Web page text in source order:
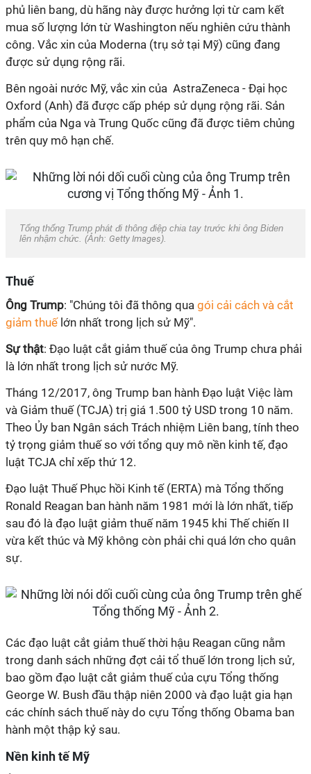
phủ liên bang, dù hãng này được hưởng lợi từ cam kết
mua số lượng lớn từ Washington nếu nghiên cứu thành
công. Vắc xin của Moderna (trụ sở tại Mỹ) cũng đang
được sử dụng rộng rãi.
Bên ngoài nước Mỹ, vắc xin của AstraZeneca - Đại học
Oxford (Anh) đã được cấp phép sử dụng rộng rãi. Sản
phẩm của Nga và Trung Quốc cũng đã được tiêm chủng
trên quy mô hạn chế.
Tổng thống Trump phát đi thông điệp chia tay trước khi ông Biden
lên nhậm chức. (Ảnh: Getty Images).
Thuế
Ông Trump: "Chúng tôi đã thông qua gói cải cách và cắt
giảm thuếlớn nhất trong lịch sử Mỹ".
Sự thật: Đạo luật cắt giảm thuế của ông Trump chưa phải
là lớn nhất trong lịch sử nước Mỹ.
Tháng 12/2017, ông Trump ban hành Đạo luật Việc làm
và Giảm thuế (TCJA) trị giá 1.500 tỷ USD trong 10 năm.
Theo Ủy ban Ngân sách Trách nhiệm Liên bang, tính theo
tỷ trọng giảm thuế so với tổng quy mô nền kinh tế, đạo
luật TCJA chỉ xếp thứ 12.
Đạo luật Thuế Phục hồi Kinh tế (ERTA) mà Tổng thống
Ronald Reagan ban hành năm 1981 mới là lớn nhất, tiếp
sau đó là đạo luật giảm thuế năm 1945 khi Thế chiến II
vừa kết thúc và Mỹ không còn phải chi quá lớn cho quân
sự.
Các đạo luật cắt giảm thuế thời hậu Reagan cũng nằm
trong danh sách những đợt cải tổ thuế lớn trong lịch sử,
bao gồm đạo luật cắt giảm thuế của cựu Tổng thống
George W. Bush đầu thập niên 2000 và đạo luật gia hạn
các chính sách thuế này do cựu Tổng thống Obama ban
hành một thập kỷ sau.
Nền kinh tế Mỹ